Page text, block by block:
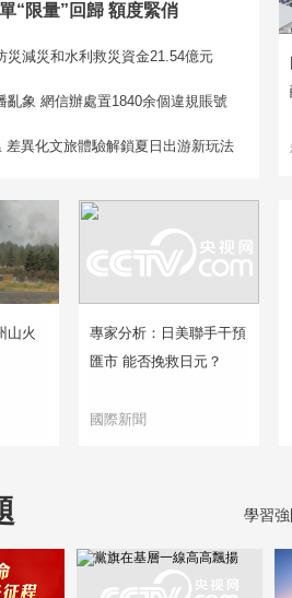
“限量”回歸 額度緊俏
災減災和水利救災資金21.54億元
亂象 網信辦處置1840余個違規賬號
差異化文旅體驗解鎖夏日出游新玩法
山火
專家分析：日美聯手干預
匯市 能否挽救日元？
國際新聞
學習